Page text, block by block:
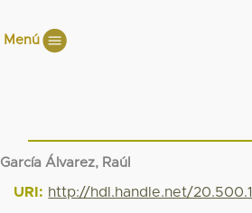
Menú
García Álvarez, Raúl
URI: http://hdl.handle.net/